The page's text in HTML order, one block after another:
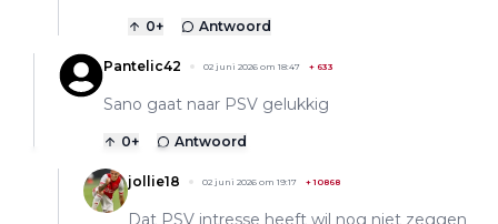
0+ Antwoord
Pantelic42 02 juni 2026 om 18:47 + 633
Sano gaat naar PSV gelukkig
0+ Antwoord
jollie18 02 juni 2026 om 19:17 +10868
Dat PSV intresse heeft wil nog niet zeggen